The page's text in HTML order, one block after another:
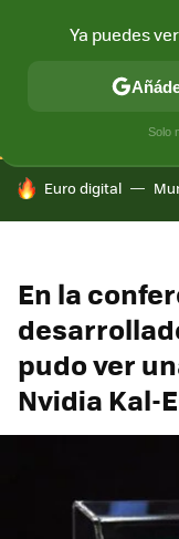
CONECTIVIDAD
HOY SE HABLA DE
Euro digital
En la
pudo ver
Nvidia Kal-
Ya puedes
Solo